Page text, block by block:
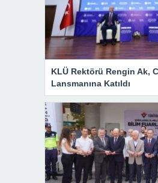
KLÜ Rektörü Rengin Ak,
Lansmanına Katıldı